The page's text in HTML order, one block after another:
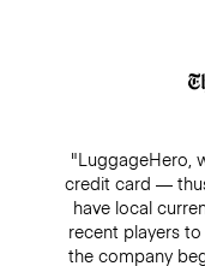
"LuggageHero,
credit card —
have local
recent players
the company